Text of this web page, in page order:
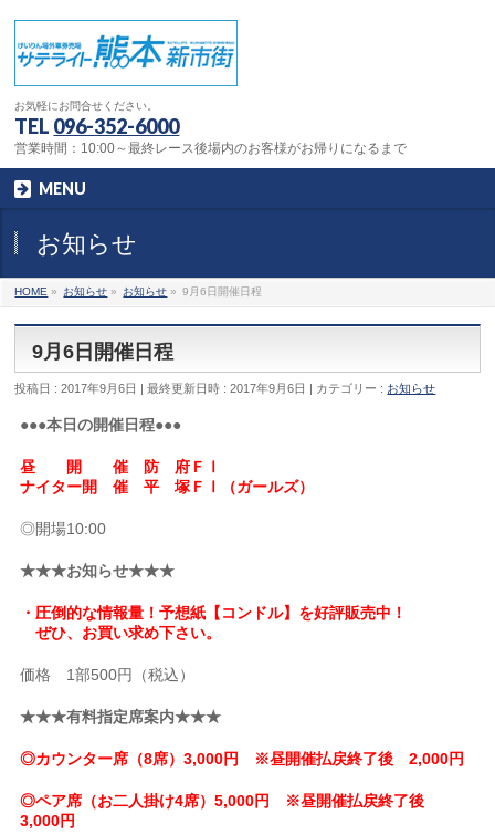
お気軽にお問合せください。
TEL 096-352-6000
営業時間：10:00～最終レース後場内のお客様がお帰りになるまで
MENU
お知らせ
HOME » お知らせ » お知らせ » 9月6日開催日程
9月6日開催日程
投稿日 : 2017年9月6日 最終更新日時 : 2017年9月6日 カテゴリー : お知らせ
●●●本日の開催日程●●●
昼 開 催 防 府ＦⅠ
ナイター開 催 平 塚ＦⅠ（ガールズ）
◎開場10:00
★★★お知らせ★★★
・圧倒的な情報量！予想紙【コンドル】を好評販売中！
ぜひ、お買い求め下さい。
価格 1部500円（税込）
★★★有料指定席案内★★★
◎カウンター席（8席）3,000円 ※昼開催払戻終了後 2,000円
◎ペア席（お二人掛け4席）5,000円 ※昼開催払戻終了後
3,000円